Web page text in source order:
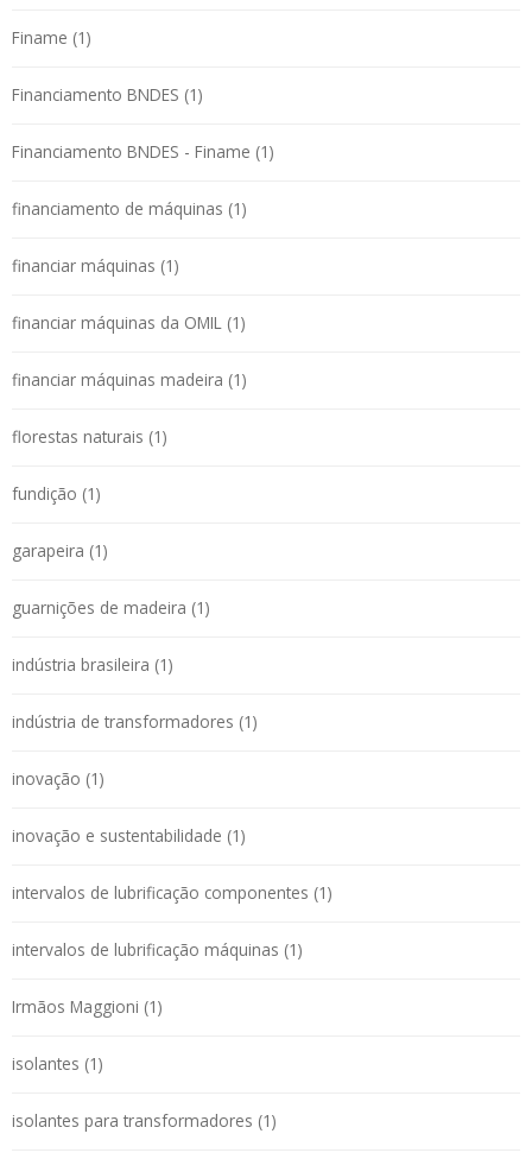
Finame (1)
Financiamento BNDES (1)
Financiamento BNDES - Finame (1)
financiamento de máquinas (1)
financiar máquinas (1)
financiar máquinas da OMIL (1)
financiar máquinas madeira (1)
florestas naturais (1)
fundição (1)
garapeira (1)
guarnições de madeira (1)
indústria brasileira (1)
indústria de transformadores (1)
inovação (1)
inovação e sustentabilidade (1)
intervalos de lubrificação componentes (1)
intervalos de lubrificação máquinas (1)
Irmãos Maggioni (1)
isolantes (1)
isolantes para transformadores (1)